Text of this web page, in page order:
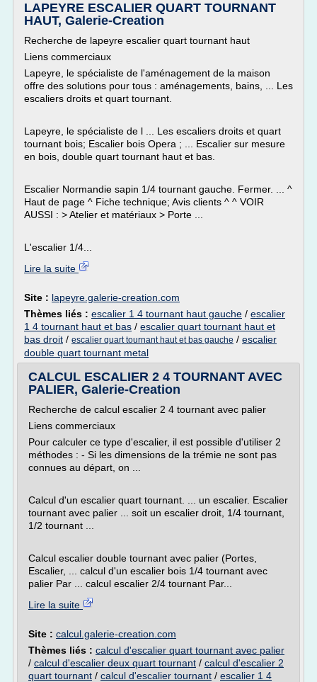
LAPEYRE ESCALIER QUART TOURNANT
HAUT, Galerie-Creation
Recherche de lapeyre escalier quart tournant haut
Liens commerciaux
Lapeyre, le spécialiste de l'aménagement de la maison
offre des solutions pour tous : aménagements, bains, ... Les
escaliers droits et quart tournant.
Lapeyre, le spécialiste de l ... Les escaliers droits et quart
tournant bois; Escalier bois Opera ; ... Escalier sur mesure
en bois, double quart tournant haut et bas.
Escalier Normandie sapin 1/4 tournant gauche. Fermer. ... ^
Haut de page ^ Fiche technique; Avis clients ^ ^ VOIR
AUSSI : > Atelier et matériaux > Porte ...
L'escalier 1/4...
Lire la suite
Site : lapeyre.galerie-creation.com
Thèmes liés : escalier 1 4 tournant haut gauche / escalier
1 4 tournant haut et bas / escalier quart tournant haut et
bas droit / escalier quart tournant haut et bas gauche / escalier
double quart tournant metal
CALCUL ESCALIER 2 4 TOURNANT AVEC
PALIER, Galerie-Creation
Recherche de calcul escalier 2 4 tournant avec palier
Liens commerciaux
Pour calculer ce type d'escalier, il est possible d'utiliser 2
méthodes : - Si les dimensions de la trémie ne sont pas
connues au départ, on ...
Calcul d'un escalier quart tournant. ... un escalier. Escalier
tournant avec palier ... soit un escalier droit, 1/4 tournant,
1/2 tournant ...
Calcul escalier double tournant avec palier (Portes,
Escalier, ... calcul d'un escalier bois 1/4 tournant avec
palier Par ... calcul escalier 2/4 tournant Par...
Lire la suite
Site : calcul.galerie-creation.com
Thèmes liés : calcul d'escalier quart tournant avec palier
/ calcul d'escalier deux quart tournant / calcul d'escalier 2
quart tournant / calcul d'escalier tournant / escalier 1 4